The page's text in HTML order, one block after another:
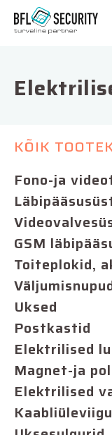
KÕIK
Fono-ja
GSM
Toiteplokid,
Uksed
Postkastid
Elektrilised
Magnet-ja
Elektrilised